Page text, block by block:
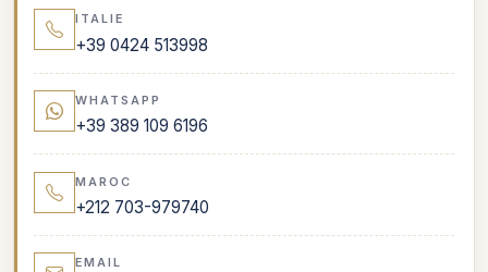
ITALIE
+39 0424 513998
WHATSAPP
+39 389 109 6196
MAROC
+212 703-979740
EMAIL